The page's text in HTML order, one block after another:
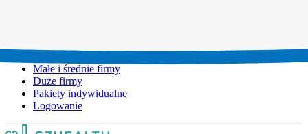
Małe i średnie firmy
Duże firmy
Pakiety indywidualne
Logowanie